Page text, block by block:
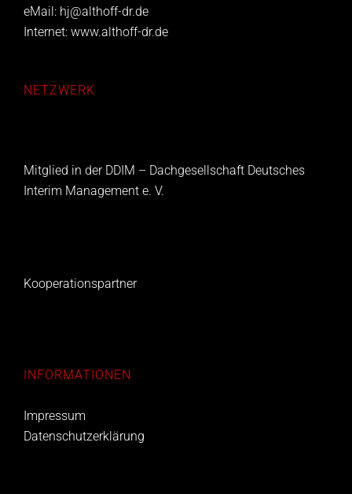
eMail: hj@althoff-dr.de
Internet: www.althoff-dr.de
NETZWERK
Mitglied in der DDIM – Dachgesellschaft Deutsches
Interim Management e. V.
Kooperationspartner
INFORMATIONEN
Impressum
Datenschutzerklärung